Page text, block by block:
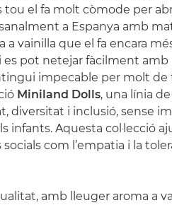
tou el fa molt còmode per
a Espanya amb
vainilla que el fa encara
es pot netejar fàcilment
impecable per molt de
Miniland Dolls, una línia
diversitat i inclusió, sense
infants. Aquesta col·lecció
com l’empatia i la
amb lleuger aroma a